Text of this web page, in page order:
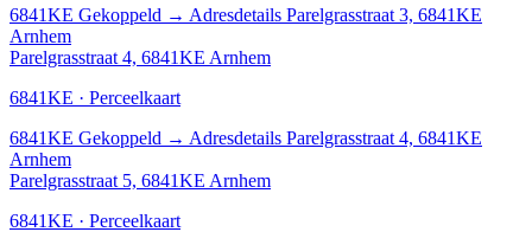
6841KE Gekoppeld → Adresdetails Parelgrasstraat 3, 6841KE
Arnhem
Parelgrasstraat 4, 6841KE Arnhem
6841KE · Perceelkaart
6841KE Gekoppeld → Adresdetails Parelgrasstraat 4, 6841KE
Arnhem
Parelgrasstraat 5, 6841KE Arnhem
6841KE · Perceelkaart